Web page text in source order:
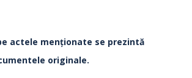
actele menţionate se prezintă
originale.